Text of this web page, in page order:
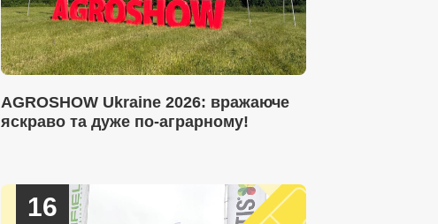
AGROSHOW Ukraine 2026: вражаюче
яскраво та дуже по-аграрному!
16